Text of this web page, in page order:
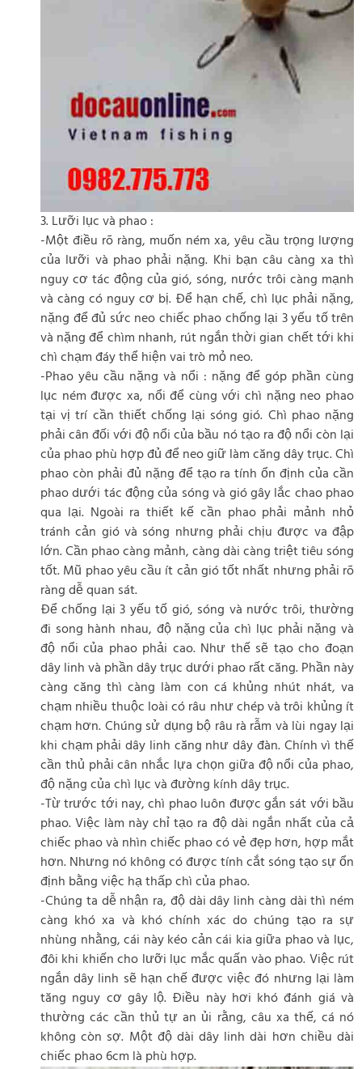
3. Lưỡi lục và phao :
-Một điều rõ ràng, muốn ném xa, yêu cầu trọng lượng
của lưỡi và phao phải nặng. Khi bạn câu càng xa thì
nguy cơ tác động của gió, sóng, nước trôi càng mạnh
và càng có nguy cơ bị. Để hạn chế, chì lục phải nặng,
nặng để đủ sức neo chiếc phao chống lại 3 yếu tố trên
và nặng để chìm nhanh, rút ngắn thời gian chết tới khi
chì chạm đáy thể hiện vai trò mỏ neo.
-Phao yêu cầu nặng và nổi : nặng để góp phần cùng
lục ném được xa, nổi để cùng với chì nặng neo phao
tại vị trí cần thiết chống lại sóng gió. Chì phao nặng
phải cân đối với độ nổi của bầu nó tạo ra độ nổi còn lại
của phao phù hợp đủ để neo giữ làm căng dây trục. Chì
phao còn phải đủ nặng để tạo ra tính ổn định của cần
phao dưới tác động của sóng và gió gây lắc chao phao
qua lại. Ngoài ra thiết kế cần phao phải mảnh nhỏ
tránh cản gió và sóng nhưng phải chịu được va đập
lớn. Cần phao càng mảnh, càng dài càng triệt tiêu sóng
tốt. Mũ phao yêu cầu ít cản gió tốt nhất nhưng phải rõ
ràng dễ quan sát.
Để chống lại 3 yếu tố gió, sóng và nước trôi, thường
đi song hành nhau, độ nặng của chì lục phải nặng và
độ nổi của phao phải cao. Như thế sẽ tạo cho đoạn
dây linh và phần dây trục dưới phao rất căng. Phần này
càng căng thì càng làm con cá khủng nhút nhát, va
chạm nhiều thuộc loài có râu như chép và trôi khủng ít
chạm hơn. Chúng sử dụng bộ râu rà rẫm và lùi ngay lại
khi chạm phải dây linh căng như dây đàn. Chính vì thế
cần thủ phải cân nhắc lựa chọn giữa độ nổi của phao,
độ nặng của chì lục và đường kính dây trục.
-Từ trước tới nay, chì phao luôn được gắn sát với bầu
phao. Việc làm này chỉ tạo ra độ dài ngắn nhất của cả
chiếc phao và nhìn chiếc phao có vẻ đẹp hơn, hợp mắt
hơn. Nhưng nó không có được tính cắt sóng tạo sự ổn
định bằng việc hạ thấp chì của phao.
-Chúng ta dễ nhận ra, độ dài dây linh càng dài thì ném
càng khó xa và khó chính xác do chúng tạo ra sự
nhùng nhằng, cái này kéo cản cái kia giữa phao và lục,
đôi khi khiến cho lưỡi lục mắc quấn vào phao. Việc rút
ngắn dây linh sẽ hạn chế được việc đó nhưng lại làm
tăng nguy cơ gây lộ. Điều này hơi khó đánh giá và
thường các cần thủ tự an ủi rằng, câu xa thế, cá nó
không còn sợ. Một độ dài dây linh dài hơn chiều dài
chiếc phao 6cm là phù hợp.